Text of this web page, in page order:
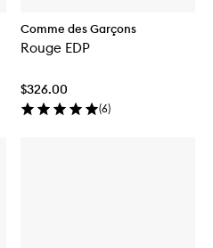
Comme des Garçons
Rouge EDP
$326.00
(6)